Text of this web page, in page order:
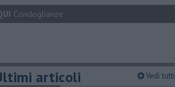
Condoglianze
articoli Vedi tutti